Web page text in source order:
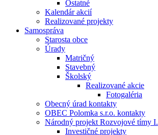
Ostatné
Kalendár akcií
Realizované projekty
Samospráva
Starosta obce
Úrady
Matričný
Stavebný
Školský
Realizované akcie
Fotogaléria
Obecný úrad kontakty
OBEC Polomka s.r.o. kontakty
Národný projekt Rozvojové tímy I.
Investičné projekty